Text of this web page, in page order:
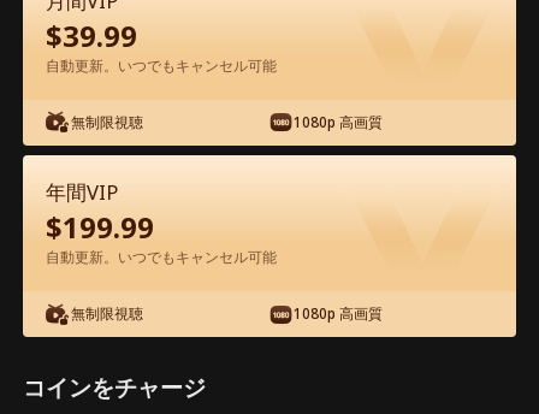
エピソード63 - 最後のキス 映画フル
0-49 50-90 全エピソード
$39.99
自動更新。いつでもキャンセル可能
無制限視聴 1080p 高画質
年間VIP
$199.99
自動更新。いつでもキャンセル可能
無制限視聴 1080p 高画質
コインをチャージ